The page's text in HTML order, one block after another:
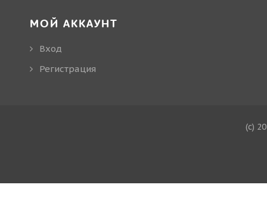
МОЙ АККАУНТ
Вход
Регистрация
(c)